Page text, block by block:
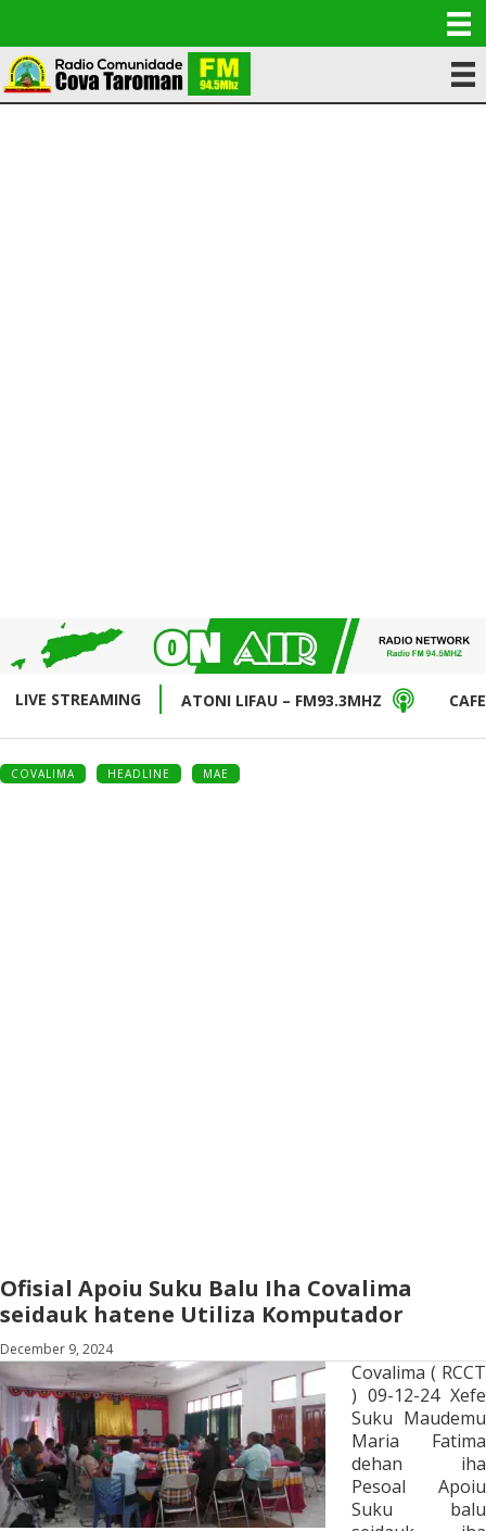
LIVE STREAMING ATONI LIFAU – FM93.3MHZ
COVALIMA HEADLINE MAE
Ofisial Apoiu Suku Balu Iha Covalima
seidauk hatene Utiliza Komputador
December 9, 2024
Covalima ( RCCT
) 09-12-24 Xefe
Suku Maudemu
Maria Fatima
dehan iha
Pesoal Apoiu
Suku balu